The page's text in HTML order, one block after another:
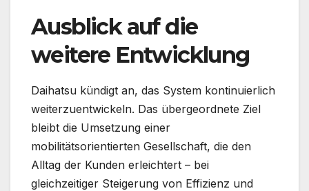
Ausblick auf die
weitere Entwicklung
Daihatsu kündigt an, das System kontinuierlich
weiterzuentwickeln. Das übergeordnete Ziel
bleibt die Umsetzung einer
mobilitätsorientierten Gesellschaft, die den
Alltag der Kunden erleichtert – bei
gleichzeitiger Steigerung von Effizienz und